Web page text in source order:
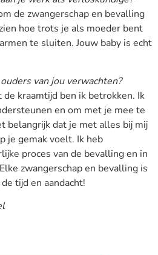
de zwangerschap en bevalling
hoe trots je als moeder bent
te sluiten. Jouw baby is echt
van jou verwachten?
de kraamtijd ben ik betrokken. Ik
en om met je mee te
belangrijk dat je met alles bij mij
je gemak voelt. Ik heb
proces van de bevalling en in
zwangerschap en bevalling is
tijd en aandacht!